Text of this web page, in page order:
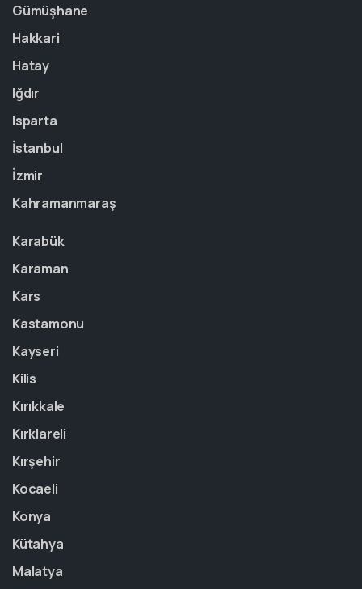
Gümüşhane
Hakkari
Hatay
Iğdır
Isparta
İstanbul
İzmir
Kahramanmaraş
Karabük
Karaman
Kars
Kastamonu
Kayseri
Kilis
Kırıkkale
Kırklareli
Kırşehir
Kocaeli
Konya
Kütahya
Malatya